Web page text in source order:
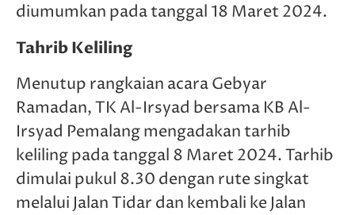
diumumkan pada tanggal 18 Maret 2024.
Tahrib Keliling
Menutup rangkaian acara Gebyar
Ramadan, TK Al-Irsyad bersama KB Al-
Irsyad Pemalang mengadakan tarhib
keliling pada tanggal 8 Maret 2024. Tarhib
dimulai pukul 8.30 dengan rute singkat
melalui Jalan Tidar dan kembali ke Jalan